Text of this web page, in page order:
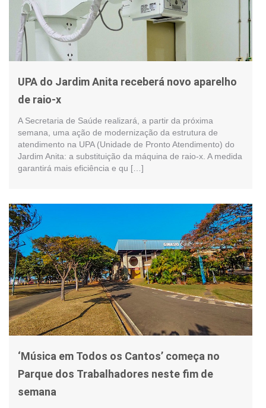
UPA do Jardim Anita receberá novo aparelho
de raio-x
A Secretaria de Saúde realizará, a partir da próxima
semana, uma ação de modernização da estrutura de
atendimento na UPA (Unidade de Pronto Atendimento) do
Jardim Anita: a substituição da máquina de raio-x. A medida
garantirá mais eficiência e qu […]
‘Música em Todos os Cantos’ começa no
Parque dos Trabalhadores neste fim de
semana